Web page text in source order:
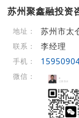
苏州聚鑫融投资
地址： 苏州市太
联系： 李经理
手机：
微信：